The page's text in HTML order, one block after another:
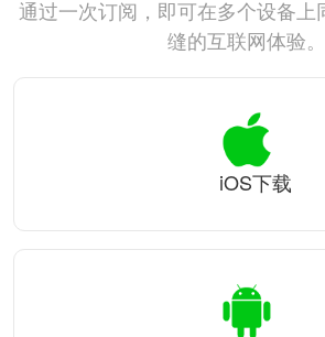
通过一次订阅，即可在多个设备上
缝的互联网体验。
iOS下载